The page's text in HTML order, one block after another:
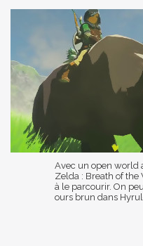
Avec un open world
Zelda : Breath of
à le parcourir. On
ours brun dans